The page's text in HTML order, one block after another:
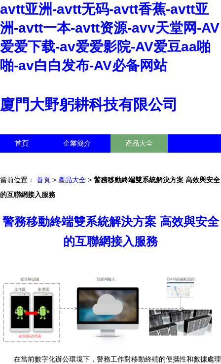
avtt亚洲-avtt无码-avtt香蕉-avtt亚
洲-avtt一本-avtt资源-avv天堂网-AV
爱爱下载-av爱爱影院-AV爱豆aa啪
啪-av白白发布-AV必备网站
廈門大野躬耕科技有限公司
首頁 企業簡介 產品大全
當前位置： 首頁 > 產品大全 > 警務移動終端雙系統解決方案 高效與安全
的互聯網接入服務
警務移動終端雙系統解決方案 高效與安全
的互聯網接入服務
在當前數字化辦公環境下，警務工作對移動終端的便攜性和數據處理